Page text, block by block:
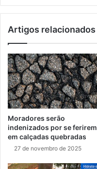
Artigos relacionados
Moradores serão
indenizados por se ferirem
em calçadas quebradas
27 de novembro de 2025